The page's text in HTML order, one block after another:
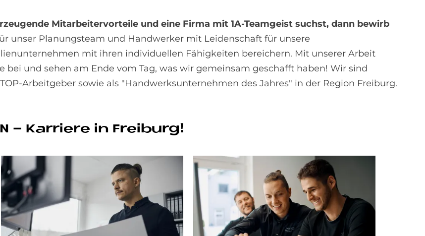
Mitarbeitervorteile und eine Firma mit 1A-Teamgeist suchst, dann bewirb
unser Planungsteam und Handwerker mit Leidenschaft für unsere
mit ihren individuellen Fähigkeiten bereichern. Mit unserer Arbeit
bei und sehen am Ende vom Tag, was wir gemeinsam geschafft haben! Wir sind
Arbeitgeber sowie als "Handwerksunternehmen des Jahres" in der Region Freiburg.
- Kar­rie­re in Frei­burg!